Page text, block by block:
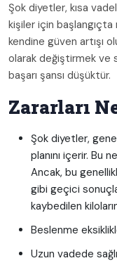
Şok diyetler, kısa
kişiler için başlangıçta
kendine güven artışı
olarak değiştirmek ve
başarı şansı düşüktür.
Zararları
Şok diyetler,
planını içerir. Bu
Ancak, bu
gibi geçici
kaybedilen
Beslenme
Uzun vadede